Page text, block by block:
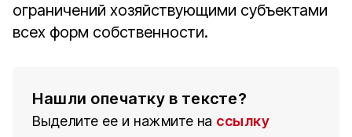
ограничений хозяйствующими субъектами
всех форм собственности.
Нашли опечатку в тексте?
Выделите ее и нажмите на ссылку